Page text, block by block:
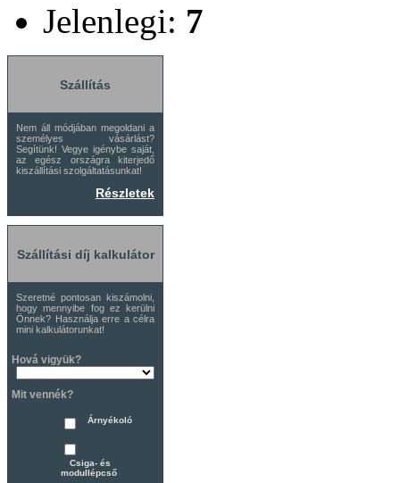
Jelenlegi: 7
Szállítás
Nem áll módjában megoldani a
személyes vásárlást?
Segítünk! Vegye igénybe saját,
az egész országra kiterjedő
kiszállítási szolgáltatásunkat!
Részletek
Szállítási díj kalkulátor
Szeretné pontosan kiszámolni,
hogy mennyibe fog ez kerülni
Önnek? Használja erre a célra
mini kalkulátorunkat!
Hová vigyük?
Mit vennék?
Árnyékoló
Csiga- és
modullépcső